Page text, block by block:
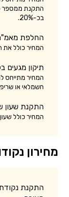
התקנת ממספר
בכ-20%.
החלפת
המחיר כולל
תיקון מגעים
המחיר מתייחס
חשמלאי או
התקנת שעון
המחיר כולל
מחירון
התקנת